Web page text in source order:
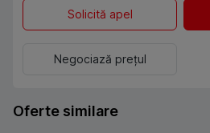
Solicită apel
Negociază prețul
Oferte similare